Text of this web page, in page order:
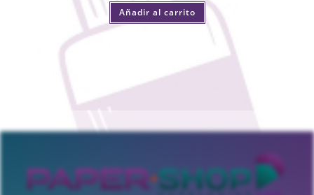
Añadir al carrito